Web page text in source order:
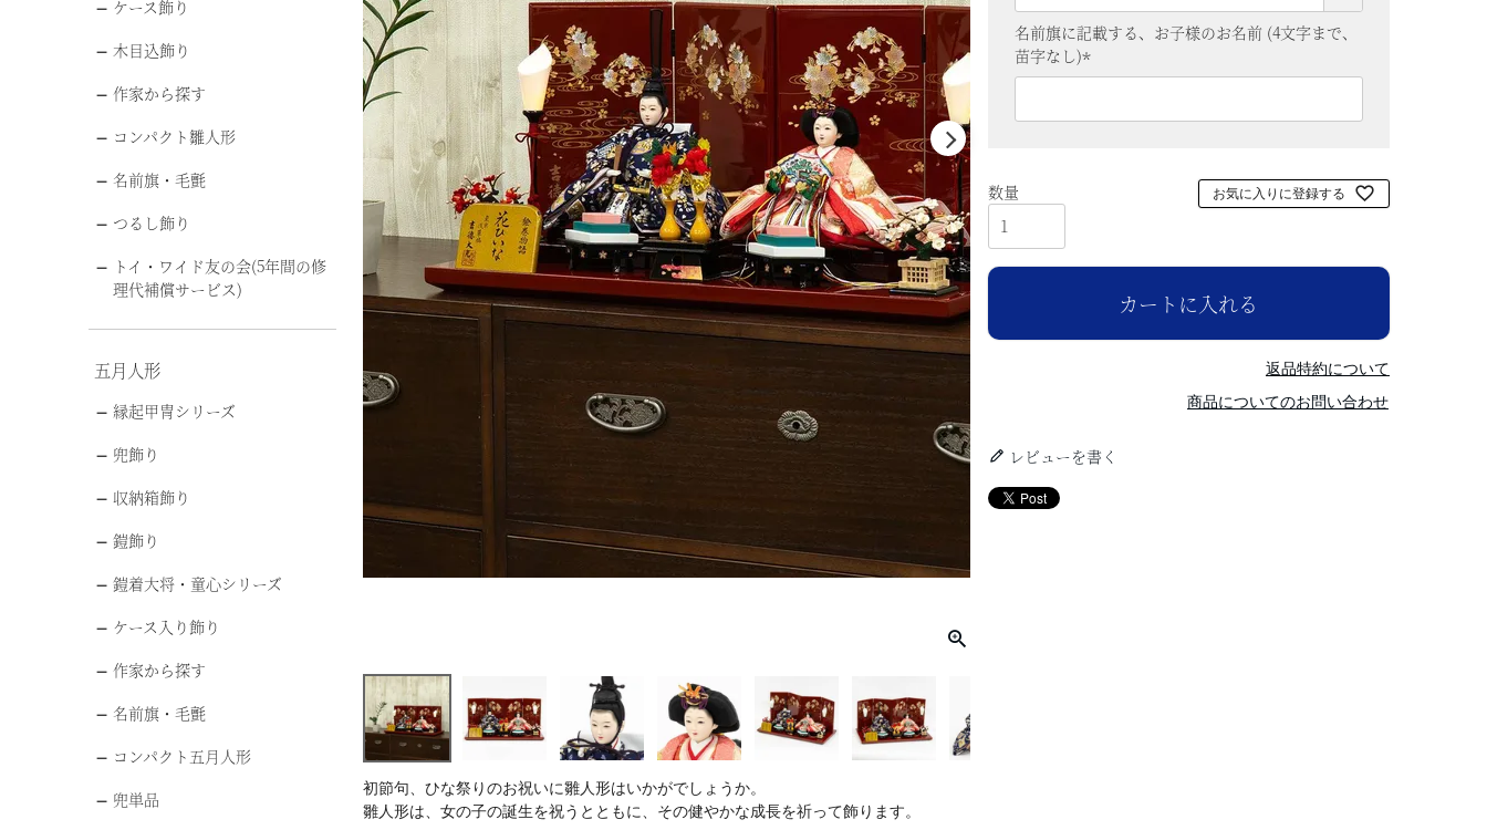
ケース飾り
木目込飾り
作家から探す
コンパクト雛人形
名前旗・毛氈
つるし飾り
トイ・ワイド友の会(5年間の修
理代補償サービス)
五月人形
縁起甲冑シリーズ
兜飾り
収納箱飾り
鎧飾り
鎧着大将・童心シリーズ
ケース入り飾り
作家から探す
名前旗・毛氈
コンパクト五月人形
兜単品
初節句、ひな祭りのお祝いに雛人形はいかがでしょうか。
雛人形は、女の子の誕生を祝うとともに、その健やかな成長を祈って飾ります。
須
)
名前旗に記載する、お子様のお名前 (4文字まで、
苗字なし)
お気に入りに登録する
カートに入れる
返品特約について
商品についてのお問い合わせ
レビューを書く